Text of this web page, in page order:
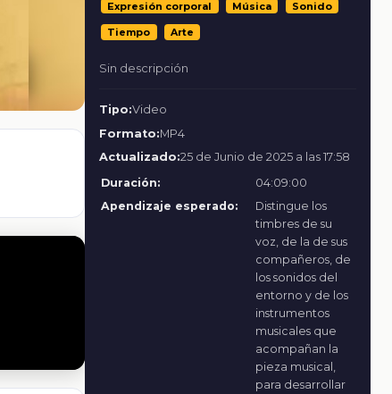
Expresión corporal Música Sonido
Tiempo Arte
Sin descripción
Tipo:Video
Formato:MP4
Actualizado:25 de Junio de 2025 a las 17:58
Duración:
04:09:00
Apendizaje esperado:
Distingue los
timbres de su
voz, de la de sus
compañeros, de
los sonidos del
entorno y de los
instrumentos
musicales que
acompañan la
pieza musical,
para desarrollar